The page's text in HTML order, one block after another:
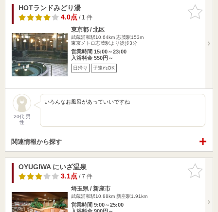
お気に入
りに追加
HOTランドみどり湯
4.0点/ 1 件
東京都 / 北区
武蔵浦和駅10.64km 志茂駅153m
東京メトロ志茂駅より徒歩3分
営業時間 15:00～23:00
入浴料金 550円～
日帰り 子連れOK
20代 男
性
いろんなお風呂があっていいですね
関連情報から探す
お気に入
りに追加
OYUGIWA にいざ温泉
3.1点/ 7 件
埼玉県 / 新座市
武蔵浦和駅10.88km 新座駅1.91km
営業時間 9:00～25:00